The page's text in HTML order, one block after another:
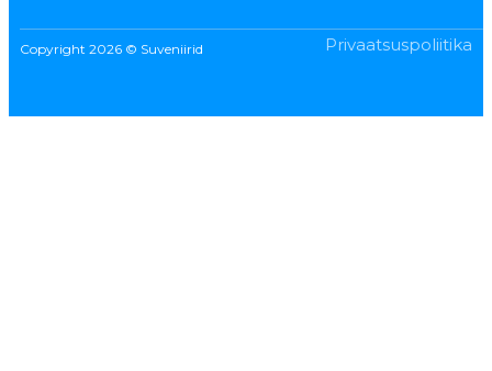
Copyright 2026 © Suveniirid Privaatsuspoliitika